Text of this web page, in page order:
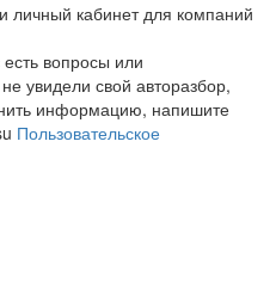
личный кабинет для компаний
вопросы или
увидели свой авторазбор,
информацию, напишите
Пользовательское